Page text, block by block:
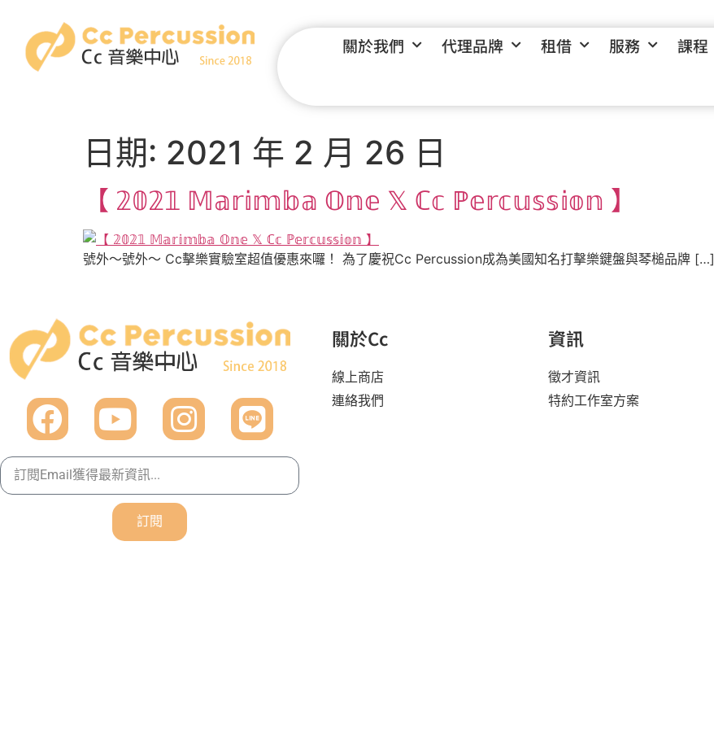
關於我們 代理品牌 租借 服務 課程
日期: 2021 年 2 月 26 日
【 𝟚𝟘𝟚𝟙 𝕄𝕒𝕣𝕚𝕞𝕓𝕒 𝕆𝕟𝕖 𝕏 ℂ𝕔 ℙ𝕖𝕣𝕔𝕦𝕤𝕤𝕚𝕠𝕟 】
號外～號外～ Cc擊樂實驗室超值優惠來囉！ 為了慶祝Cc Percussion成為美國知名打擊樂鍵盤與琴槌品牌 […]
訂閱
關於Cc
線上商店
連絡我們
資訊
徵才資訊
特約工作室方案